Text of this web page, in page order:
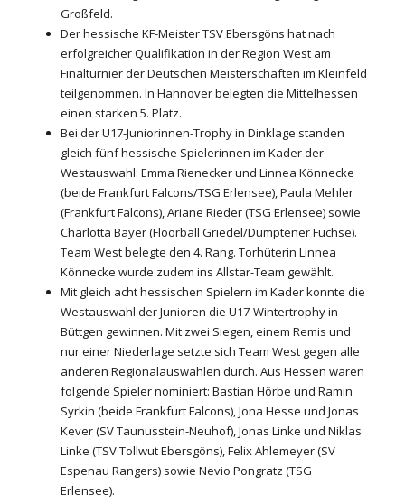
Großfeld.
Der hessische KF-Meister TSV Ebersgöns hat nach
erfolgreicher Qualifikation in der Region West am
Finalturnier der Deutschen Meisterschaften im Kleinfeld
teilgenommen. In Hannover belegten die Mittelhessen
einen starken 5. Platz.
Bei der U17-Juniorinnen-Trophy in Dinklage standen
gleich fünf hessische Spielerinnen im Kader der
Westauswahl: Emma Rienecker und Linnea Könnecke
(beide Frankfurt Falcons/TSG Erlensee), Paula Mehler
(Frankfurt Falcons), Ariane Rieder (TSG Erlensee) sowie
Charlotta Bayer (Floorball Griedel/Dümptener Füchse).
Team West belegte den 4. Rang. Torhüterin Linnea
Könnecke wurde zudem ins Allstar-Team gewählt.
Mit gleich acht hessischen Spielern im Kader konnte die
Westauswahl der Junioren die U17-Wintertrophy in
Büttgen gewinnen. Mit zwei Siegen, einem Remis und
nur einer Niederlage setzte sich Team West gegen alle
anderen Regionalauswahlen durch. Aus Hessen waren
folgende Spieler nominiert: Bastian Hörbe und Ramin
Syrkin (beide Frankfurt Falcons), Jona Hesse und Jonas
Kever (SV Taunusstein-Neuhof), Jonas Linke und Niklas
Linke (TSV Tollwut Ebersgöns), Felix Ahlemeyer (SV
Espenau Rangers) sowie Nevio Pongratz (TSG
Erlensee).